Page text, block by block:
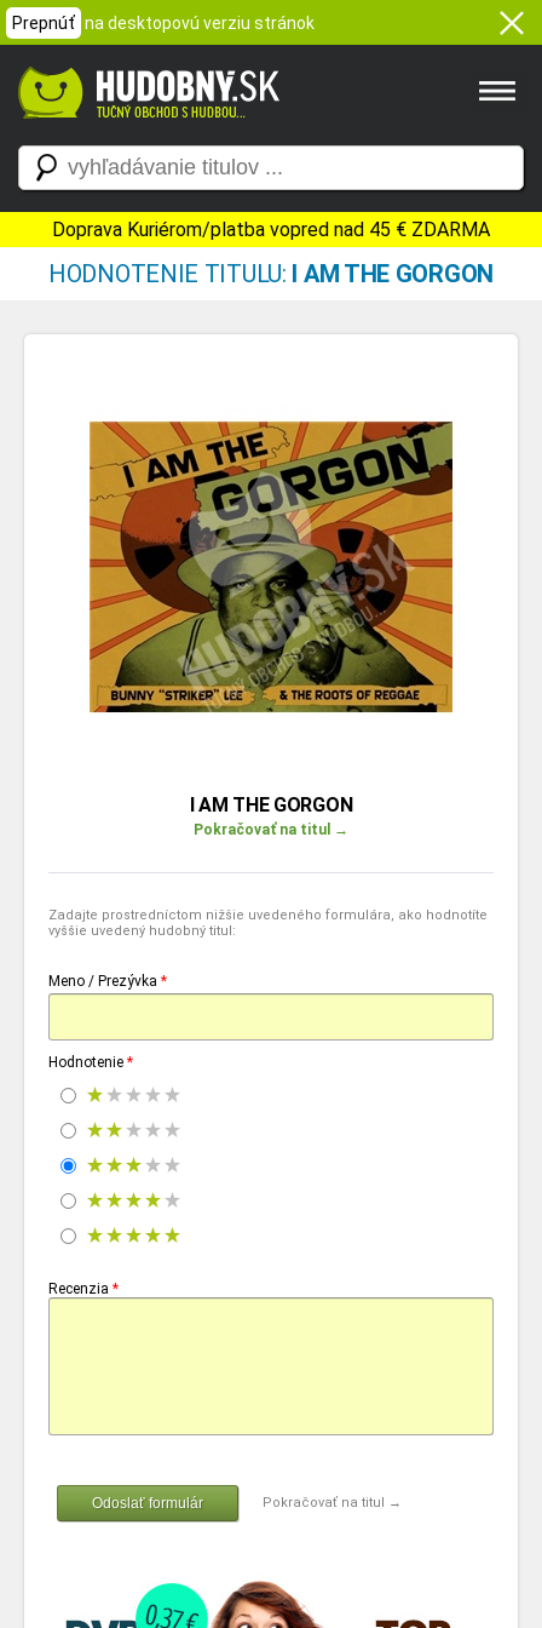
Prepnúť na desktopovú verziu stránok
Doprava Kuriérom/platba vopred nad 45 € ZDARMA
HODNOTENIE TITULU: I AM THE GORGON
I AM THE GORGON
Pokračovať na titul →
Zadajte prostredníctom nižšie uvedeného formulára, ako hodnotíte
vyššie uvedený hudobný titul:
Meno / Prezývka *
Hodnotenie *
Recenzia *
Odoslať formulár Pokračovať na titul →